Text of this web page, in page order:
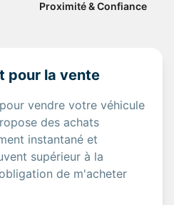
Proximité & Confiance
pour la vente
vendre votre véhicule
des achats
instantané et
supérieur à la
de m'acheter